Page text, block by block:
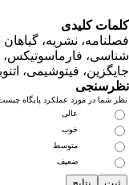
کلیدی
نشریه، گیاهان
فارماسوتیکس،
فیتوشیمی،
در مورد عملکرد پایگاه چیست؟
متوسط
ضعیف